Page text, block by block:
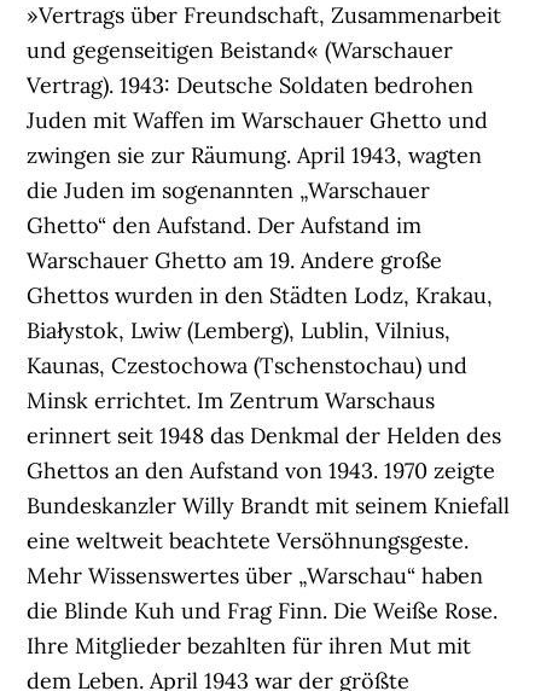
»Vertrags über Freundschaft, Zusammenarbeit
und gegenseitigen Beistand« (Warschauer
Vertrag). 1943: Deutsche Soldaten bedrohen
Juden mit Waffen im Warschauer Ghetto und
zwingen sie zur Räumung. April 1943, wagten
die Juden im sogenannten „Warschauer
Ghetto“ den Aufstand. Der Aufstand im
Warschauer Ghetto am 19. Andere große
Ghettos wurden in den Städten Lodz, Krakau,
Białystok, Lwiw (Lemberg), Lublin, Vilnius,
Kaunas, Czestochowa (Tschenstochau) und
Minsk errichtet. Im Zentrum Warschaus
erinnert seit 1948 das Denkmal der Helden des
Ghettos an den Aufstand von 1943. 1970 zeigte
Bundeskanzler Willy Brandt mit seinem Kniefall
eine weltweit beachtete Versöhnungsgeste.
Mehr Wissenswertes über „Warschau“ haben
die Blinde Kuh und Frag Finn. Die Weiße Rose.
Ihre Mitglieder bezahlten für ihren Mut mit
dem Leben. April 1943 war der größte